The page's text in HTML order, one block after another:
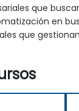
que
en
que